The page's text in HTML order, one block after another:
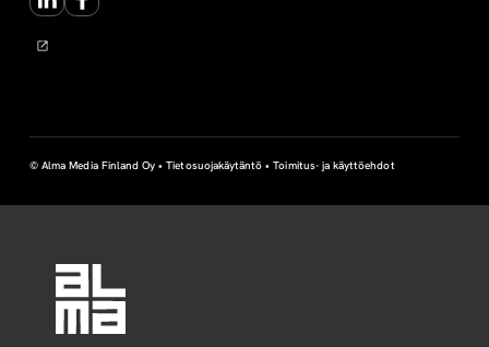
© Alma Media Finland Oy •Tietosuojakäytäntö •Toimitus- ja käyttöehdot